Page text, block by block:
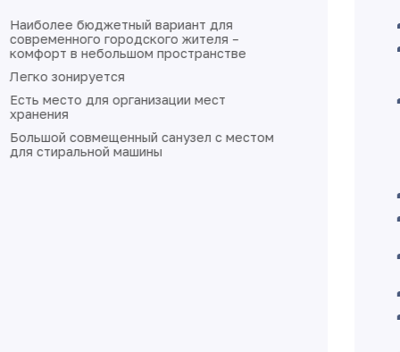
железная входная дверь
увеличенное остекление, окна
пластиковые с установкой откосов и
подоконников
стены в жилых помещениях, коридорах,
бетона оштукатурены, не зашпаклеваны.
Перегородки из пазогребневых плит